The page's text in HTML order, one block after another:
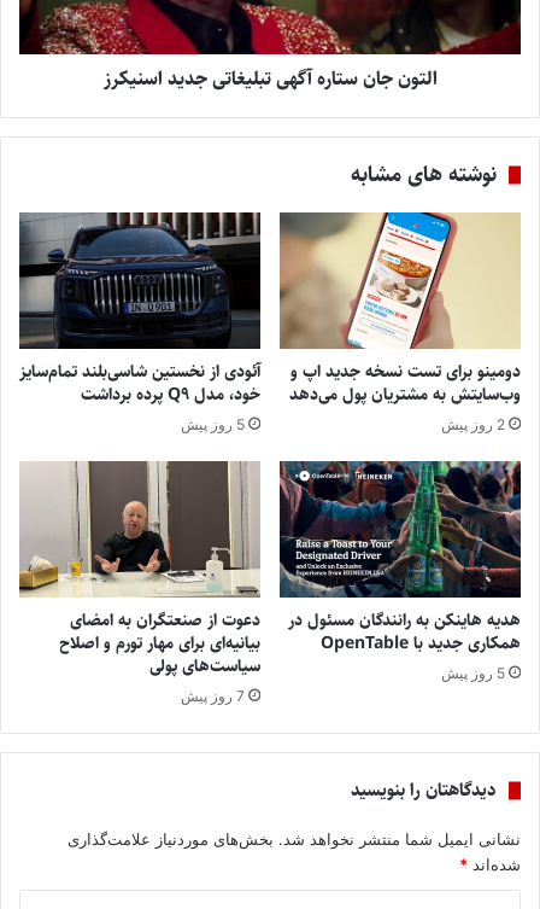
التون جان ستاره آگهی تبلیغاتی جدید اسنیکرز
نوشته های مشابه
دومینو برای تست نسخه جدید اپ و
وب‌سایتش به مشتریان پول می‌دهد
2 روز پیش
آئودی از نخستین شاسی‌بلند تمام‌سایز
خود، مدل Q9 پرده برداشت
5 روز پیش
هدیه هاینکن به رانندگان مسئول در
همکاری جدید با OpenTable
5 روز پیش
دعوت از صنعتگران به امضای
بیانیه‌ای برای مهار تورم و اصلاح
سیاست‌های پولی
7 روز پیش
دیدگاهتان را بنویسید
نشانی ایمیل شما منتشر نخواهد شد. بخش‌های موردنیاز علامت‌گذاری
شده‌اند *